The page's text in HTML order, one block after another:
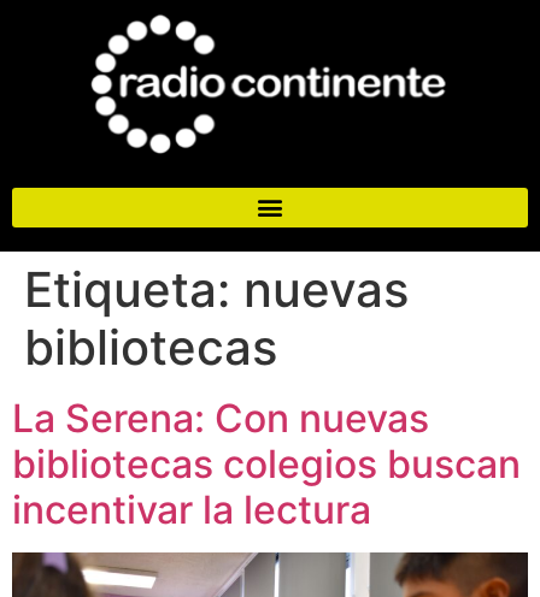
Etiqueta: nuevas
bibliotecas
La Serena: Con nuevas
bibliotecas colegios buscan
incentivar la lectura